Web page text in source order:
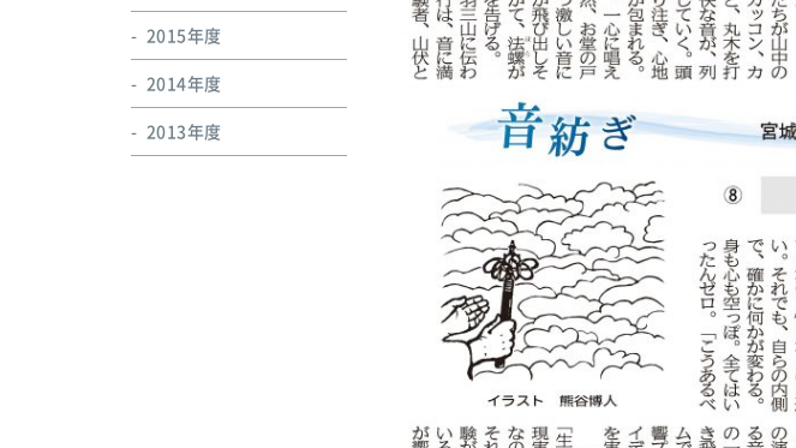
2015年度
2014年度
2013年度